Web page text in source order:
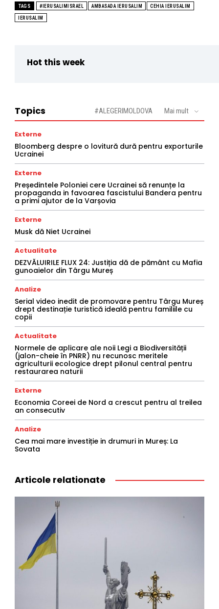
TAGS #IERUSALIMISRAEL AMBASADA IERUSALIM CEHIA IERUSALIM
IERUSALIM
Hot this week
Topics #ALEGERIMOLDOVA Mai mult
Externe
Bloomberg despre o lovitură dură pentru exporturile
Ucrainei
Externe
Președintele Poloniei cere Ucrainei să renunțe la
propaganda in favoarea fascistului Bandera pentru
a primi ajutor de la Varșovia
Externe
Musk dă Niet Ucrainei
Actualitate
DEZVĂLUIRILE FLUX 24: Justiția dă de pământ cu Mafia
gunoaielor din Târgu Mureș
Analize
Serial video inedit de promovare pentru Târgu Mureș
drept destinație turistică ideală pentru familiile cu
copii
Actualitate
Normele de aplicare ale noii Legi a Biodiversității
(jalon-cheie în PNRR) nu recunosc meritele
agriculturii ecologice drept pilonul central pentru
restaurarea naturii
Externe
Economia Coreei de Nord a crescut pentru al treilea
an consecutiv
Analize
Cea mai mare investiție in drumuri in Mureș: La
Sovata
Articole relationate